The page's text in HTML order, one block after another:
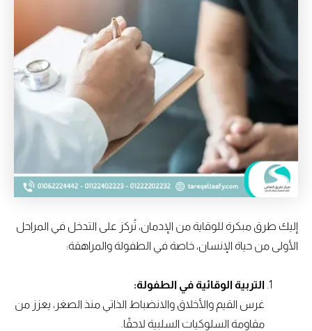
إليك طرق مبكرة للوقاية من الإدمان، تُركز على التدخل في المراحل
الأولى من حياة الإنسان، خاصة في الطفولة والمراهقة:
التربية الوقائية في الطفولة:
غرس القيم والأخلاق والانضباط الذاتي منذ الصغر، يعزز من
مقاومة السلوكيات السلبية لاحقًا.